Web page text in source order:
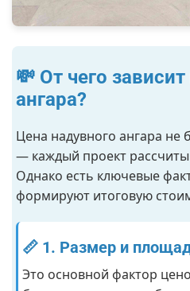
💸 От чего
ангара?
Цена надувного ангара не
— каждый проект
Однако есть ключевые
формируют итоговую
📏 1. Размер и
Это основной фактор